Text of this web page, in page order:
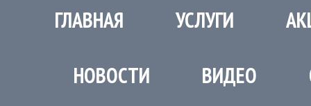
ГЛАВНАЯ УСЛУГИ
НОВОСТИ ВИДЕО